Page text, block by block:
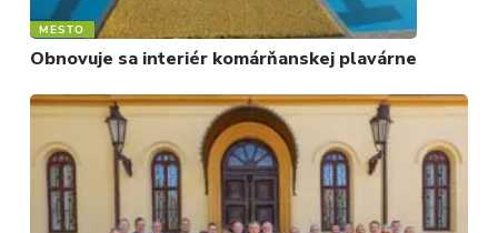
MESTO
Obnovuje sa interiér komárňanskej plavárne